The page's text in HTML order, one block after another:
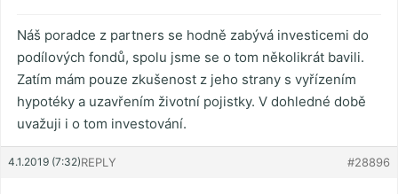
Náš poradce z partners se hodně zabývá investicemi do
podílových fondů, spolu jsme se o tom několikrát bavili.
Zatím mám pouze zkušenost z jeho strany s vyřízením
hypotéky a uzavřením životní pojistky. V dohledné době
uvažuji i o tom investování.
4.1.2019 (7:32) #28896
REPLY